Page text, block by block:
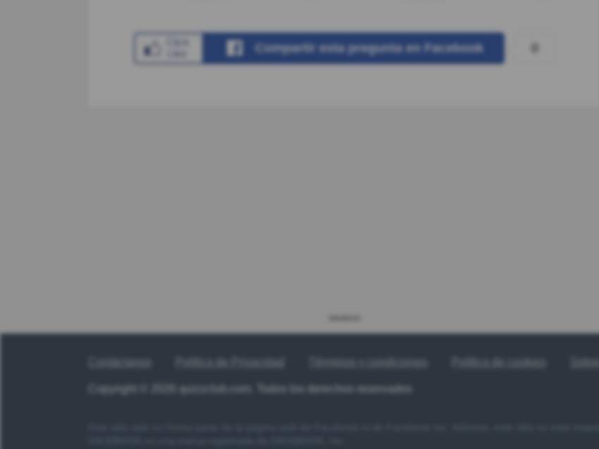
Compartir esta pregunta en Facebook
Contáctanos Política de Privacidad Términos y condiciones
Copyright © 2026 quizzclub.com. Todos los derechos reservados